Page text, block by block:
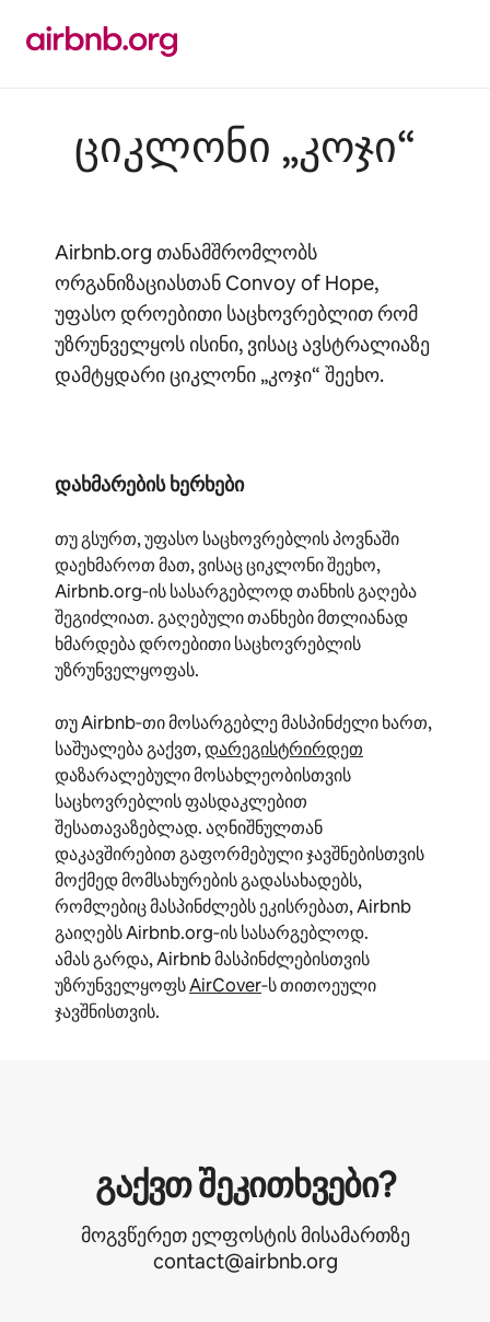
გადასვლა
ციკლონი „კოჯი“
Airbnb.org თანამშრომლობს
ორგანიზაციასთან Convoy of Hope,
უფასო დროებითი საცხოვრებლით რომ
უზრუნველყოს ისინი, ვისაც ავსტრალიაზე
დამტყდარი ციკლონი „კოჯი“ შეეხო.
დახმარების ხერხები
თუ გსურთ, უფასო საცხოვრებლის პოვნაში
დაეხმაროთ მათ, ვისაც ციკლონი შეეხო,
Airbnb.org‑ის სასარგებლოდ თანხის გაღება
შეგიძლიათ. გაღებული თანხები მთლიანად
ხმარდება დროებითი საცხოვრებლის
უზრუნველყოფას.
თუ Airbnb‑თი მოსარგებლე მასპინძელი ხართ,
საშუალება გაქვთ,დარეგისტრირდეთ
დაზარალებული მოსახლეობისთვის
საცხოვრებლის ფასდაკლებით
შესათავაზებლად. აღნიშნულთან
დაკავშირებით გაფორმებული ჯავშნებისთვის
მოქმედ მომსახურების გადასახადებს,
რომლებიც მასპინძლებს ეკისრებათ, Airbnb
გაიღებს Airbnb.org‑ის სასარგებლოდ.
ამას გარდა, Airbnb მასპინძლებისთვის
უზრუნველყოფსAirCover‑ს თითოეული
ჯავშნისთვის.
გაქვთ შეკითხვები?
მოგვწერეთ ელფოსტის მისამართზე
contact@airbnb.org